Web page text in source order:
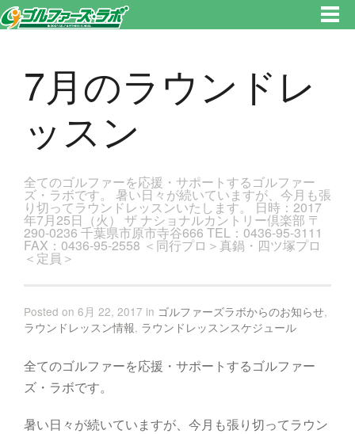
軽にゴルフレッスン！
7月のラウンドレ
ッスン
全てのゴルファーを応援・サポートするゴルファー
ズ・ラボです。 暑い日々が続いていますが、今月も張
り切ってラウンドレッスンいたします。 日時：2017
年7月25日（火） ザ ナショナルカントリー倶楽部 〒
290-0236 千葉県市原市寺谷666 TEL：0436-95-3111
FAX：0436-95-2558 ＜同行プロ＞真鍋・四ツ塚プロ
＜定員＞
Posted on 6月 22, 2017 in ゴルファーズラボからのお知らせ,
ラウンドレッスン情報, ラウンドレッスンスケジュール
全てのゴルファーを応援・サポートするゴルファー
ズ・ラボです。
暑い日々が続いていますが、今月も張り切ってラウン